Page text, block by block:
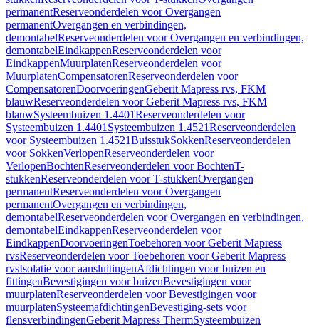
permanentReserveonderdelen voor Overgangen
permanentOvergangen en verbindingen,
demontabelReserveonderdelen voor Overgangen en verbindingen,
demontabelEindkappenReserveonderdelen voor
EindkappenMuurplatenReserveonderdelen voor
MuurplatenCompensatorenReserveonderdelen voor
CompensatorenDoorvoeringenGeberit Mapress rvs, FKM
blauwReserveonderdelen voor Geberit Mapress rvs, FKM
blauwSysteembuizen 1.4401Reserveonderdelen voor
Systeembuizen 1.4401 Systeembuizen 1.4521Reserveonderdelen
voor Systeembuizen 1.4521BuisstukSokkenReserveonderdelen
voor SokkenVerlopenReserveonderdelen voor
VerlopenBochtenReserveonderdelen voor BochtenT-
stukkenReserveonderdelen voor T-stukkenOvergangen
permanentReserveonderdelen voor Overgangen
permanentOvergangen en verbindingen,
demontabelReserveonderdelen voor Overgangen en verbindingen,
demontabelEindkappenReserveonderdelen voor
EindkappenDoorvoeringenToebehoren voor Geberit Mapress
rvsReserveonderdelen voor Toebehoren voor Geberit Mapress
rvsIsolatie voor aansluitingenAfdichtingen voor buizen en
fittingenBevestigingen voor buizenBevestigingen voor
muurplatenReserveonderdelen voor Bevestigingen voor
muurplatenSysteemafdichtingenBevestiging-sets voor
flensverbindingenGeberit Mapress ThermSysteembuizen